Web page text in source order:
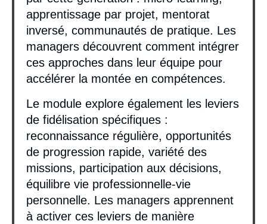
apprentissage par projet, mentorat
inversé, communautés de pratique. Les
managers découvrent comment intégrer
ces approches dans leur équipe pour
accélérer la montée en compétences.
Le module explore également les leviers
de fidélisation spécifiques :
reconnaissance régulière, opportunités
de progression rapide, variété des
missions, participation aux décisions,
équilibre vie professionnelle-vie
personnelle. Les managers apprennent
à activer ces leviers de manière